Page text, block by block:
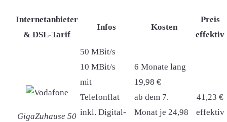
Internetanbieter
& DSL-Tarif
Infos Kosten
Preis
effektiv
GigaZuhause 50
50 MBit/s
10 MBit/s
mit
Telefonflat
inkl. Digital-
6 Monate lang
19,98 €
ab dem 7.
Monat je 24,98
41,23 €
effektiv